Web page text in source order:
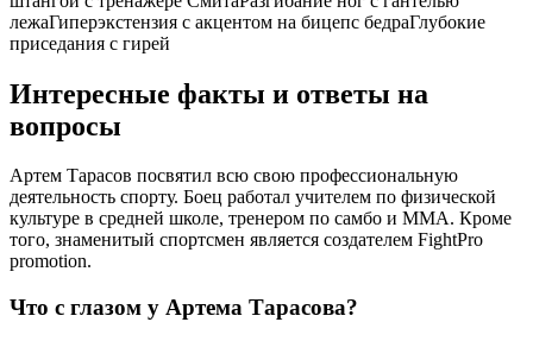
лежаГиперэкстензия с акцентом на бицепс бедраГлубокие
приседания с гирей
Интересные факты и ответы на
вопросы
Артем Тарасов посвятил всю свою профессиональную
деятельность спорту. Боец работал учителем по физической
культуре в средней школе, тренером по самбо и ММА. Кроме
того, знаменитый спортсмен является создателем FightPro
promotion.
Что с глазом у Артема Тарасова?